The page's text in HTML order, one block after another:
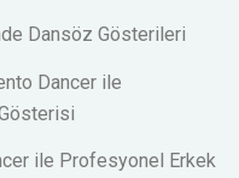
Dansöz Gösterileri
Dancer ile
ile Profesyonel Erkek